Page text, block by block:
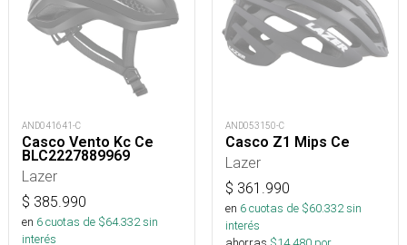
AND041641-C
Casco Vento Kc Ce
BLC2227889969
Lazer
$ 385.990
en 6cuotas de $64.332sin
interés
AND053150-C
Casco Z1 Mips Ce
Lazer
$ 361.990
en 6cuotas de $60.332sin
interés